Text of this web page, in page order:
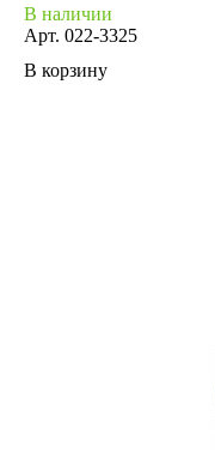
В наличии
Арт. 022-3325
В корзину